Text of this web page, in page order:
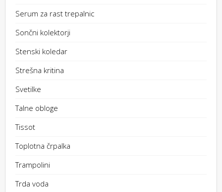
Serum za rast trepalnic
Sončni kolektorji
Stenski koledar
Strešna kritina
Svetilke
Talne obloge
Tissot
Toplotna črpalka
Trampolini
Trda voda